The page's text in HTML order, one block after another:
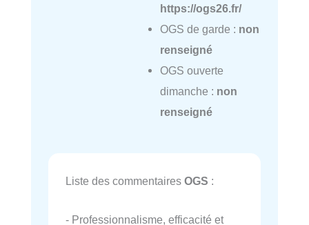
https://ogs26.fr/
OGS de garde : non
renseigné
OGS ouverte
dimanche : non
renseigné
Liste des commentaires OGS :
- Professionnalisme, efficacité et